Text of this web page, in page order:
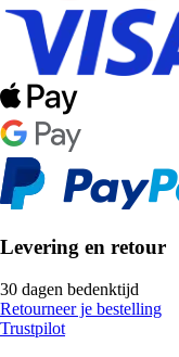
Levering en retour
30 dagen bedenktijd
Retourneer je bestelling
Trustpilot